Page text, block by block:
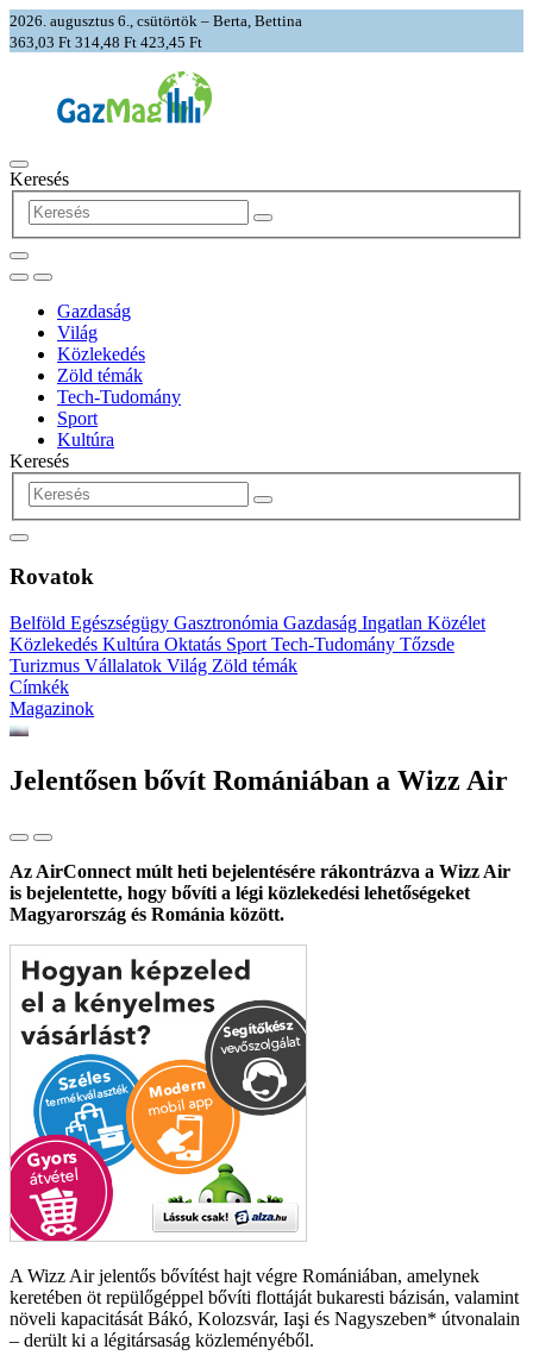
2026. augusztus 6., csütörtök – Berta, Bettina
363,03 Ft 314,48 Ft 423,45 Ft
Keresés
Gazdaság
Világ
Közlekedés
Zöld témák
Tech-Tudomány
Sport
Kultúra
Keresés
Rovatok
Belföld Egészségügy Gasztronómia Gazdaság Ingatlan Közélet
Közlekedés Kultúra Oktatás Sport Tech-Tudomány Tőzsde
Turizmus Vállalatok Világ Zöld témák
Címkék
Magazinok
Jelentősen bővít Romániában a Wizz Air
Az AirConnect múlt heti bejelentésére rákontrázva a Wizz Air
is bejelentette, hogy bővíti a légi közlekedési lehetőségeket
Magyarország és Románia között.
A Wizz Air jelentős bővítést hajt végre Romániában, amelynek
keretében öt repülőgéppel bővíti flottáját bukaresti bázisán, valamint
növeli kapacitását Bákó, Kolozsvár, Iaşi és Nagyszeben* útvonalain
– derült ki a légitársaság közleményéből.